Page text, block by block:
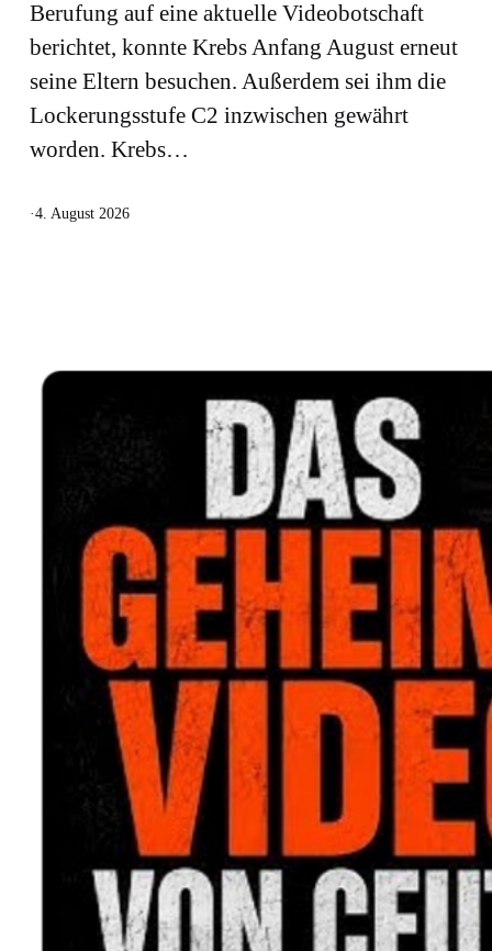
Berufung auf eine aktuelle Videobotschaft
berichtet, konnte Krebs Anfang August erneut
seine Eltern besuchen. Außerdem sei ihm die
Lockerungsstufe C2 inzwischen gewährt
worden. Krebs…
·4. August 2026